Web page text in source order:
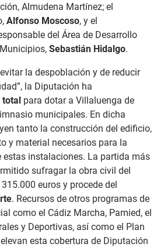
Almudena Martínez; el
Alfonso Moscoso, y el
del Área de Desarrollo
Sebastián Hidalgo.
la despoblación y de reducir
la Diputación ha
totalpara dotar a Villaluenga de
municipales. En dicha
tanto la construcción del edificio,
y material necesarios para la
estas instalaciones. La partida más
sufragar la obra civil del
euros y procede del
. Recursos de otros programas de
como el Cádiz Marcha, Pamied, el
y Deportivas, así como el Plan
esta cobertura de Diputación